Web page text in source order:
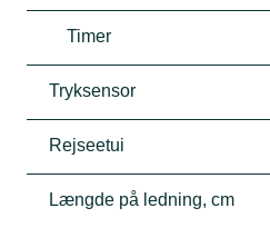
Timer
Tryksensor
Rejseetui
Længde på ledning, cm